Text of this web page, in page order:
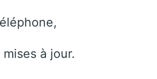
à jour.